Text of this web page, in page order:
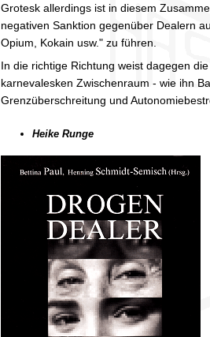
Grotesk allerdings ist in diesem
negativen Sanktion gegenüber Dealern
Opium, Kokain usw." zu führen.
In die richtige Richtung weist dagegen
karnevalesken Zwischenraum - wie ihn
Grenzüberschreitung und
Heike Runge